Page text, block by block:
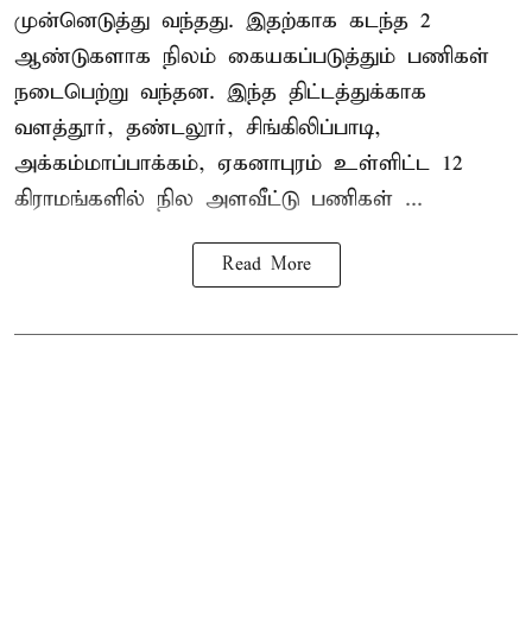
முன்னெடுத்து வந்தது. இதற்காக கடந்த 2
ஆண்டுகளாக நிலம் கையகப்படுத்தும் பணிகள்
நடைபெற்று வந்தன. இந்த திட்டத்துக்காக
வளத்தூர், தண்டலூர், சிங்கிலிப்பாடி,
அக்கம்மாப்பாக்கம், ஏகனாபுரம் உள்ளிட்ட 12
கிராமங்களில் நில அளவீட்டு பணிகள் ...
Read More